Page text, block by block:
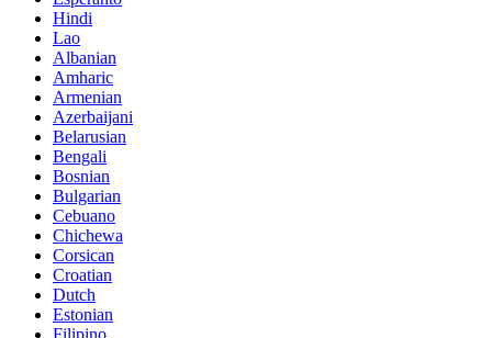
Hindi
Lao
Albanian
Amharic
Armenian
Azerbaijani
Belarusian
Bengali
Bosnian
Bulgarian
Cebuano
Chichewa
Corsican
Croatian
Dutch
Estonian
Filipino